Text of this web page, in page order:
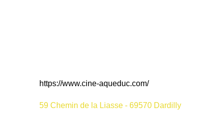
https://www.cine-aqueduc.com/
59 Chemin de la Liasse - 69570 Dardilly